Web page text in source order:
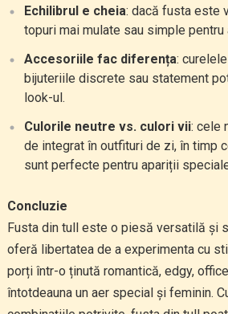
Echilibrul e cheia: dacă fusta este
topuri mai mulate sau simple pentru
Accesoriile fac diferența:
bijuteriile discrete sau statement
look-ul.
Culorile neutre vs. culori vii: cele
de integrat în outfituri de zi, în timp
sunt perfecte pentru apariții
Concluzie
Fusta din tull este o piesă versatilă și
oferă libertatea de a experimenta cu
porți într-o ținută romantică, edgy,
întotdeauna un aer special și feminin.